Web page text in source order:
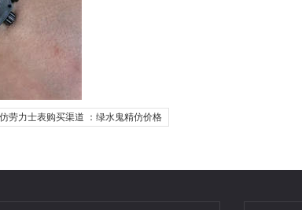
劳力士表购买渠道 ：绿水鬼精仿价格